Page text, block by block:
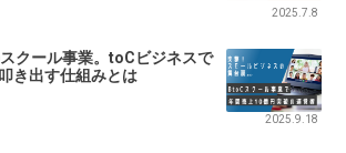
2025.7.8
クール事業。toCビジネスで
き出す仕組みとは
2025.9.18